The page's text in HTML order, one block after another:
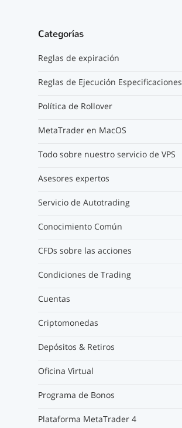
Categorías
Reglas de expiración
Reglas de Ejecución Especificaciones
Política de Rollover
MetaTrader en MacOS
Todo sobre nuestro servicio de VPS
Asesores expertos
Servicio de Autotrading
Conocimiento Común
CFDs sobre las acciones
Condiciones de Trading
Cuentas
Criptomonedas
Depósitos & Retiros
Oficina Virtual
Programa de Bonos
Plataforma MetaTrader 4